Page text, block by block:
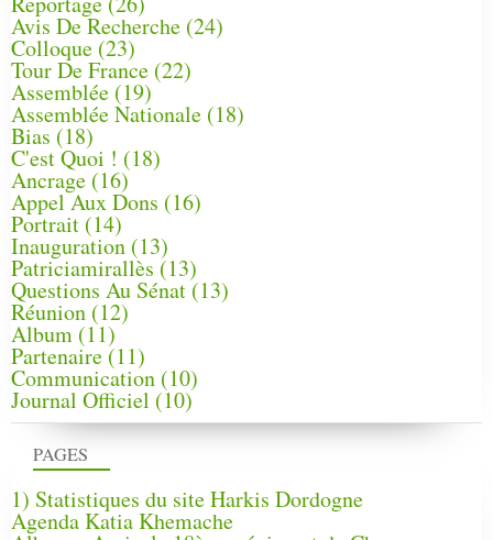
PAGES
1) Statistiques du site Harkis Dordogne
Agenda Katia Khemache
Avis De Recherche (24)
Colloque (23)
Tour De France (22)
Assemblée (19)
Assemblée Nationale (18)
Bias (18)
C'est Quoi ! (18)
Ancrage (16)
Appel Aux Dons (16)
Portrait (14)
Inauguration (13)
Patriciamirallès (13)
Questions Au Sénat(13)
Réunion (12)
Album (11)
Partenaire(11)
Communication (10)
Journal Officiel (10)